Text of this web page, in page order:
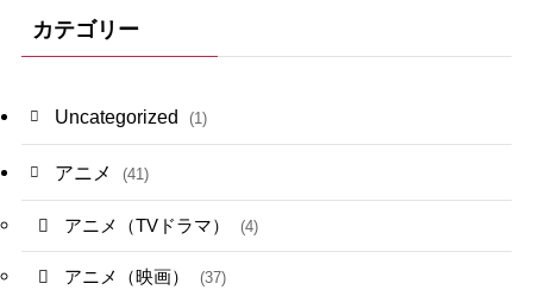
カテゴリー
Uncategorized (1)
アニメ (41)
アニメ（TVドラマ） (4)
アニメ（映画） (37)